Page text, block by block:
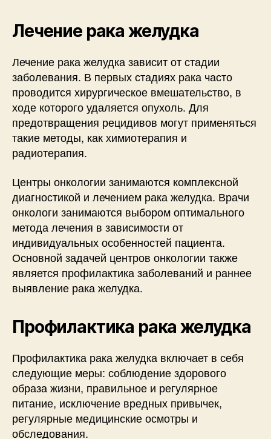
Лечение рака желудка
Лечение рака желудка зависит от стадии
заболевания. В первых стадиях рака часто
проводится хирургическое вмешательство, в
ходе которого удаляется опухоль. Для
предотвращения рецидивов могут применяться
такие методы, как химиотерапия и
радиотерапия.
Центры онкологии занимаются комплексной
диагностикой и лечением рака желудка. Врачи
онкологи занимаются выбором оптимального
метода лечения в зависимости от
индивидуальных особенностей пациента.
Основной задачей центров онкологии также
является профилактика заболеваний и раннее
выявление рака желудка.
Профилактика рака желудка
Профилактика рака желудка включает в себя
следующие меры: соблюдение здорового
образа жизни, правильное и регулярное
питание, исключение вредных привычек,
регулярные медицинские осмотры и
обследования.